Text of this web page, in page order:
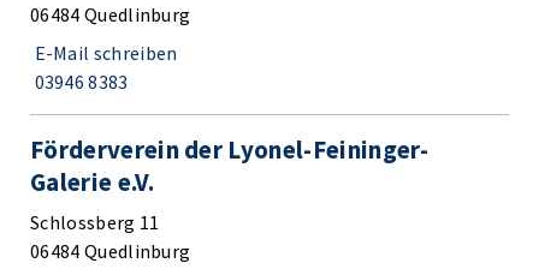
06484 Quedlinburg
E-Mail schreiben
03946 8383
Förderverein der Lyonel-Feininger-
Galerie e.V.
Schlossberg 11
06484 Quedlinburg